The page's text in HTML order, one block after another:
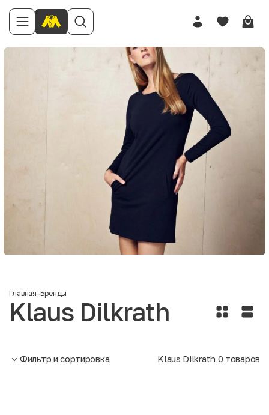
Главная-Бренды
Klaus Dilkrath
Фильтр и сортировка Klaus Dilkrath 0 товаров